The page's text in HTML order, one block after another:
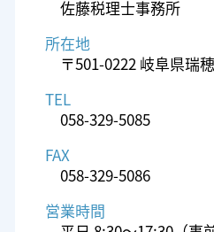
佐藤税理士事務所
所在地
〒501-0222 岐阜県瑞
TEL
058-329-5085
FAX
058-329-5086
営業時間